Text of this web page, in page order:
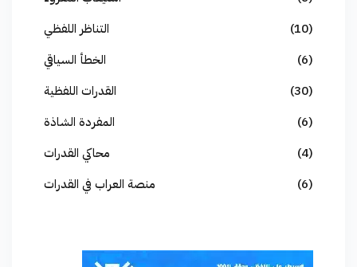
التناظر اللفظي
(10)
الخطأ السياقي
(6)
القدرات اللفظية
(30)
المفردة الشاذة
(6)
محاكي القدرات
(4)
منصة العراب في القدرات
(6)